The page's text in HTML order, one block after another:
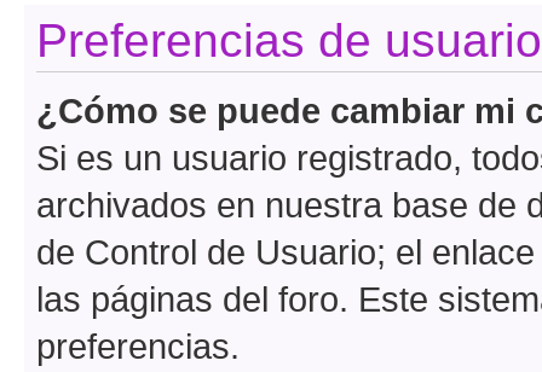
Preferencias de
¿Cómo se puede cambiar mi
Si es un usuario registrado,
archivados en nuestra base de
de Control de Usuario; el
las páginas del foro. Este
preferencias.